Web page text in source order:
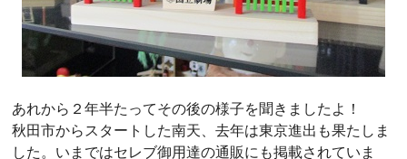
あれから２年半たってその後の様子を聞きましたよ！
秋田市からスタートした南天、去年は東京進出も果たしま
した。いまではセレブ御用達の通販にも掲載されていま